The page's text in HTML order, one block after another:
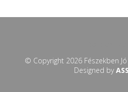
© Copyright 2026 Fészekben
Designed by